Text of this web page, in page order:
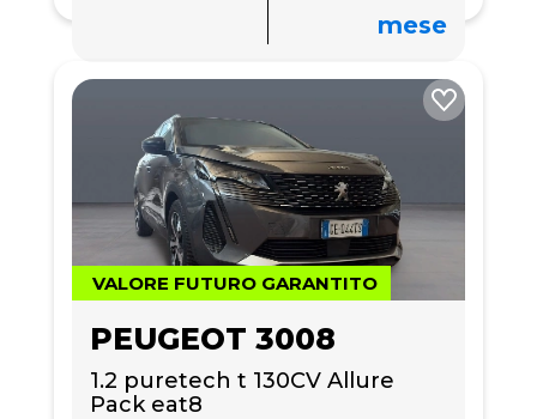
mese
VALORE FUTURO GARANTITO
PEUGEOT 3008
1.2 puretech t 130CV Allure
Pack eat8